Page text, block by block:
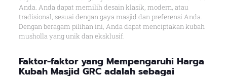
Anda. Anda dapat memilih desain klasik, modern, atau
tradisional, sesuai dengan gaya masjid dan preferensi Anda.
Dengan beragam pilihan ini, Anda dapat menciptakan kubah
musholla yang unik dan eksklusif.
Faktor-faktor yang Mempengaruhi Harga
Kubah Masjid GRC adalah sebagai